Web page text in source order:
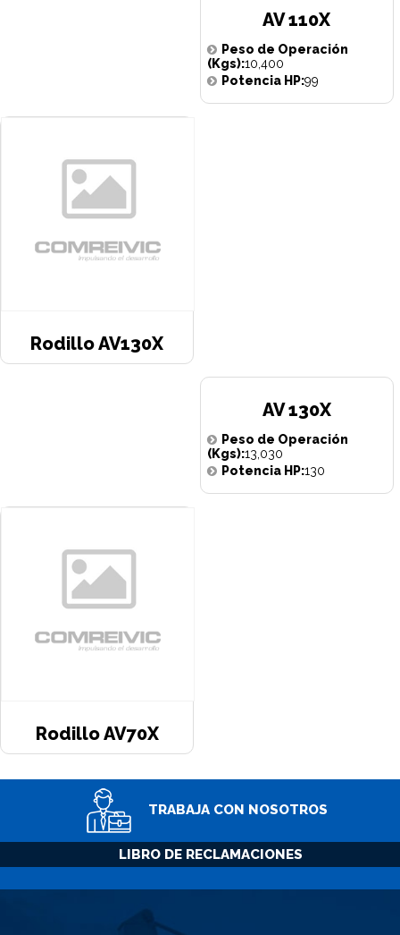
AV 110X
Peso de Operación
(Kgs):10,400
Potencia HP:99
Rodillo AV130X
AV 130X
Peso de Operación
(Kgs):13,030
Potencia HP:130
Rodillo AV70X
TRABAJA CON NOSOTROS
LIBRO DE RECLAMACIONES